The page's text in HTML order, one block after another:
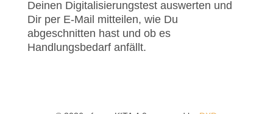
Deinen Digitalisierungstest auswerten und
Dir per E-Mail mitteilen, wie Du
abgeschnitten hast und ob es
Handlungsbedarf anfällt.